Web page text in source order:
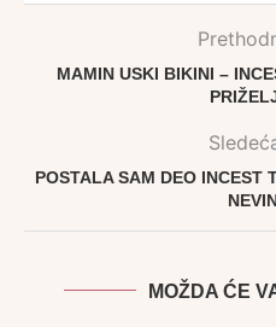
MAMIN USKI BIKINI –
POSTALA SAM DEO INCEST
MOŽDA ĆE